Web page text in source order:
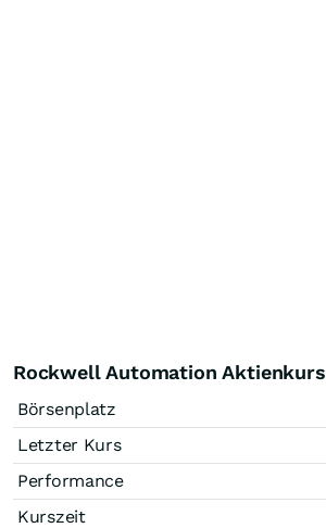
Rockwell Automation Aktienkurs
Börsenplatz
Letzter Kurs
Performance
Kurszeit